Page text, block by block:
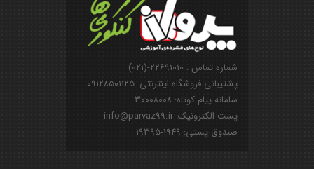
شماره تماس : ۲۲۶۹۱۰۱۰-(۰۲۱)
پشتیبانی فروشگاه اینترنتی: ۰۹۱۲۸۵۰۱۱۲۵
سامانه پیام کوتاه: ۳۰۰۰۸۰۰۸
پست الکترونیک: info@parvaz99.ir
صندوق پستی: ۱۹۴۹-۱۹۳۹۵